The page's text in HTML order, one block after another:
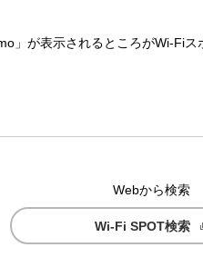
」が表示されるところがWi-Fiス
Webから検索
Wi-Fi SPOT検索